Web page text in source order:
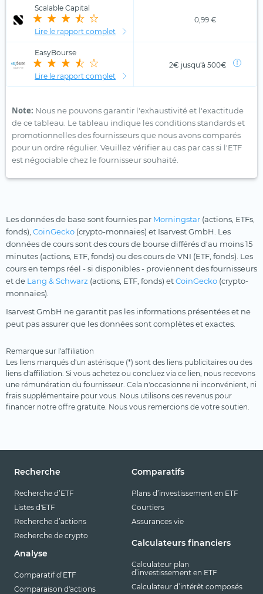
Scalable Capital
Lire le rapport complet
0,99 €
EasyBourse
Lire le rapport complet
2€ jusqu'à 500€
Note: Nous ne pouvons garantir l'exhaustivité et l'exactitude
de ce tableau. Le tableau indique les conditions standards et
promotionnelles des fournisseurs que nous avons comparés
pour un ordre régulier. Veuillez vérifier au cas par cas si l'ETF
est négociable chez le fournisseur souhaité.
Les données de base sont fournies par Morningstar (actions, ETFs,
fonds), CoinGecko (crypto-monnaies) et Isarvest GmbH. Les
données de cours sont des cours de bourse différés d'au moins 15
minutes (actions, ETF, fonds) ou des cours de VNI (ETF, fonds). Les
cours en temps réel - si disponibles - proviennent des fournisseurs
et de Lang & Schwarz (actions, ETF, fonds) etCoinGecko (crypto-
monnaies).
Isarvest GmbH ne garantit pas les informations présentées et ne
peut pas assurer que les données sont complètes et exactes.
Remarque sur l'affiliation
Les liens marqués d'un astérisque (*) sont des liens publicitaires ou des
liens d'affiliation. Si vous achetez ou concluez via ce lien, nous recevons
une rémunération du fournisseur. Cela n'occasionne ni inconvénient, ni
frais supplémentaire pour vous. Nous utilisons ces revenus pour
financer notre offre gratuite. Nous vous remercions de votre soutien.
Recherche
Recherche d’ETF
Listes d'ETF
Recherche d’actions
Recherche de crypto
Analyse
Comparatif d’ETF
Comparaison d'actions
Comparatifs
Plans d’investissement en ETF
Courtiers
Assurances vie
Calculateurs financiers
Calculateur plan
d’investissement en ETF
Calculateur d’intérêt composés